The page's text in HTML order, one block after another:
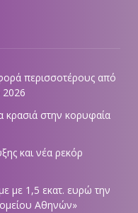
περισσοτέρους από
2026
κρασιά στην κορυφαία
και νέα ρεκόρ
με 1,5 εκατ. ευρώ την
Αθηνών»